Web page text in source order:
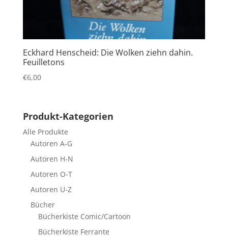
Eckhard Henscheid: Die Wolken ziehn dahin.
Feuilletons
€6,00
Produkt-Kategorien
Alle Produkte
Autoren A-G
Autoren H-N
Autoren O-T
Autoren U-Z
Bücher
Bücherkiste Comic/Cartoon
Bücherkiste Ferrante